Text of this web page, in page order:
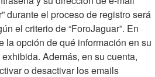
durante el proceso de registro será
el criterio de “ForoJaguar”. En
la opción de qué información en su
Además, en su cuenta,
o desactivar los emails